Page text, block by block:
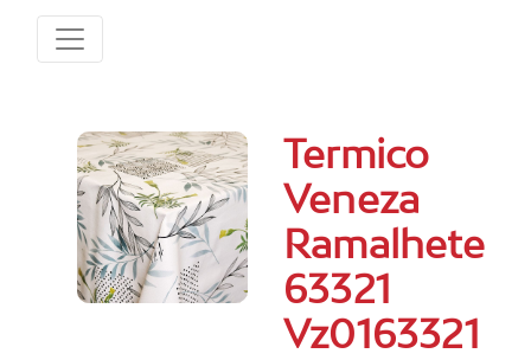
Termico
Veneza
Ramalhete
63321
Vz0163321